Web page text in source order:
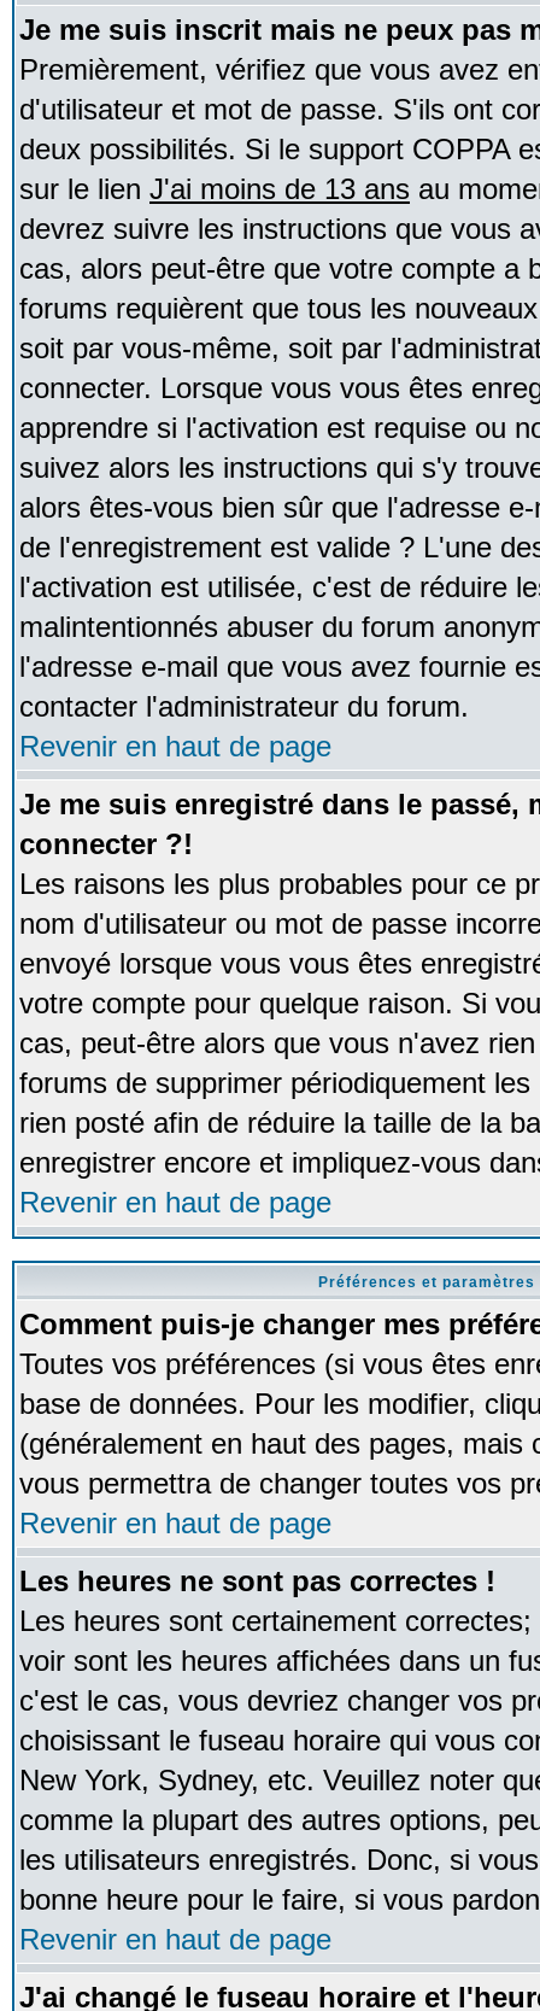
Je me suis inscrit mais ne peux pas
Premièrement, vérifiez que vous avez
d'utilisateur et mot de passe. S'ils ont
deux possibilités. Si le support COPPA
sur le lien J'ai moins de 13 ans au
devrez suivre les instructions que vous
cas, alors peut-être que votre compte a
forums requièrent que tous les
soit par vous-même, soit par
connecter. Lorsque vous vous êtes
apprendre si l'activation est requise ou
suivez alors les instructions qui s'y
alors êtes-vous bien sûr que l'adresse
de l'enregistrement est valide ? L'une
l'activation est utilisée, c'est de réduire
malintentionnés abuser du forum
l'adresse e-mail que vous avez fournie
contacter l'administrateur du forum.
Revenir en haut de page
Je me suis enregistré dans le passé,
connecter ?!
Les raisons les plus probables pour ce
nom d'utilisateur ou mot de passe
envoyé lorsque vous vous êtes
votre compte pour quelque raison. Si
cas, peut-être alors que vous n'avez
forums de supprimer périodiquement
rien posté afin de réduire la taille de la
enregistrer encore et impliquez-vous
Revenir en haut de page
Préférences et
Comment puis-je changer mes
Toutes vos préférences (si vous êtes
base de données. Pour les modifier,
(généralement en haut des pages,
vous permettra de changer toutes vos
Revenir en haut de page
Les heures ne sont pas correctes !
Les heures sont certainement
voir sont les heures affichées dans un
c'est le cas, vous devriez changer vos
choisissant le fuseau horaire qui vous
New York, Sydney, etc. Veuillez noter
comme la plupart des autres options,
les utilisateurs enregistrés. Donc, si
bonne heure pour le faire, si vous
Revenir en haut de page
J'ai changé le fuseau horaire et